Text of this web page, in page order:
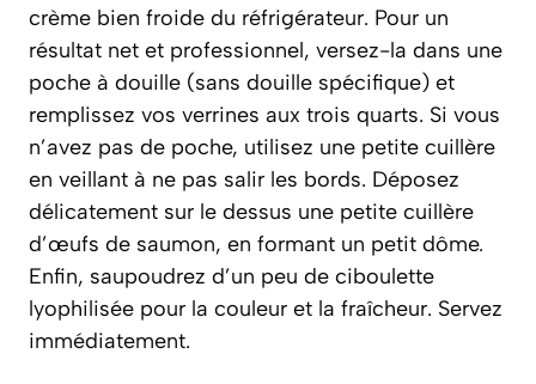
crème bien froide du réfrigérateur. Pour un
résultat net et professionnel, versez-la dans une
poche à douille (sans douille spécifique) et
remplissez vos verrines aux trois quarts. Si vous
n’avez pas de poche, utilisez une petite cuillère
en veillant à ne pas salir les bords. Déposez
délicatement sur le dessus une petite cuillère
d’œufs de saumon, en formant un petit dôme.
Enfin, saupoudrez d’un peu de ciboulette
lyophilisée pour la couleur et la fraîcheur. Servez
immédiatement.